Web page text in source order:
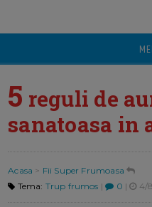
5 reguli de
sanatoasa in
Acasa > Fii Super Frumoasa
Tema: Trup frumos | 0 | 4/